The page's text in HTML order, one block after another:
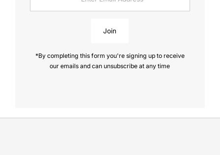
Address
Join
*By completing this form you're signing up to receive
our emails and can unsubscribe at any time